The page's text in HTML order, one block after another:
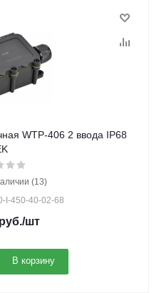
WTP-406 2 ввода IP68
(13)
I-450-40-02-68
/шт
В корзину